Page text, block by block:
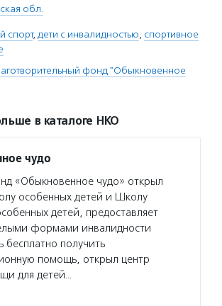
обл.
спорт, дети с инвалидностью, спортивное
фонд "Обыкновенное
в каталоге НКО
чудо
«Обыкновенное чудо» открыл
особенных детей и Школу
детей, предоставляет
формами инвалидности
бесплатно получить
помощь, открыл центр
для детей…